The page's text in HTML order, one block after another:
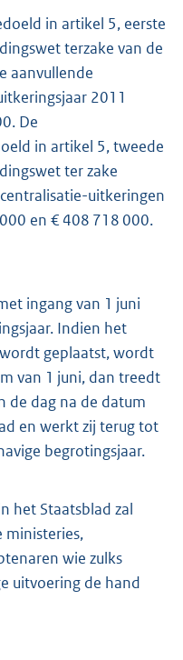
in artikel 5, eerste
terzake van de
aanvullende
2011
De
in artikel 5, tweede
ter zake
uitkeringen
en € 408 718 000.
ingang van 1 juni
Indien het
geplaatst, wordt
van 1 juni, dan treedt
de dag na de datum
en werkt zij terug tot
begrotingsjaar.
het Staatsblad zal
ministeries,
wie zulks
uitvoering de hand